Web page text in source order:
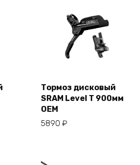
В корзину
Тормоз дисковый
SRAM Level T 900мм
OEM
5890₽